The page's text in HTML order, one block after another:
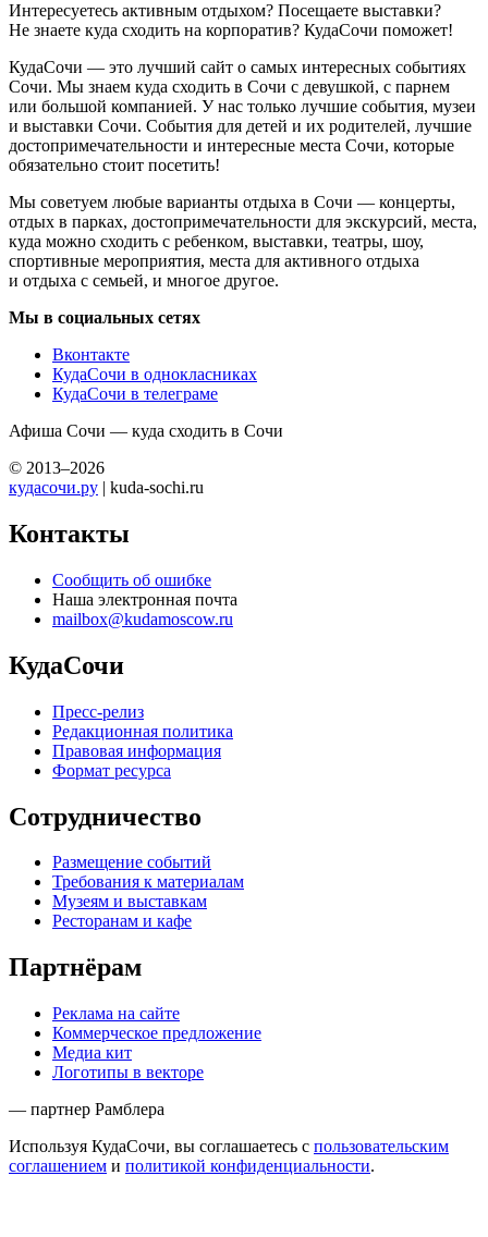
Интересуетесь активным отдыхом? Посещаете выставки?
Не знаете куда сходить на корпоратив? КудаСочи поможет!
КудаСочи — это лучший сайт о самых интересных событиях
Сочи. Мы знаем куда сходить в Сочи с девушкой, с парнем
или большой компанией. У нас только лучшие события, музеи
и выставки Сочи. События для детей и их родителей, лучшие
достопримечательности и интересные места Сочи, которые
обязательно стоит посетить!
Мы советуем любые варианты отдыха в Сочи — концерты,
отдых в парках, достопримечательности для экскурсий, места,
куда можно сходить с ребенком, выставки, театры, шоу,
спортивные мероприятия, места для активного отдыха
и отдыха с семьей, и многое другое.
Мы в социальных сетях
Вконтакте
КудаСочи в однокласниках
КудаСочи в телеграме
Афиша Сочи — куда сходить в Сочи
© 2013–2026
кудасочи.ру | kuda-sochi.ru
Контакты
Сообщить об ошибке
Наша электронная почта
mailbox@kudamoscow.ru
КудаСочи
Пресс-релиз
Редакционная политика
Правовая информация
Формат ресурса
Сотрудничество
Размещение событий
Требования к материалам
Музеям и выставкам
Ресторанам и кафе
Партнёрам
Реклама на сайте
Коммерческое предложение
Медиа кит
Логотипы в векторе
— партнер Рамблера
Используя КудаСочи, вы соглашаетесь с пользовательским
соглашением и политикой конфиденциальности.